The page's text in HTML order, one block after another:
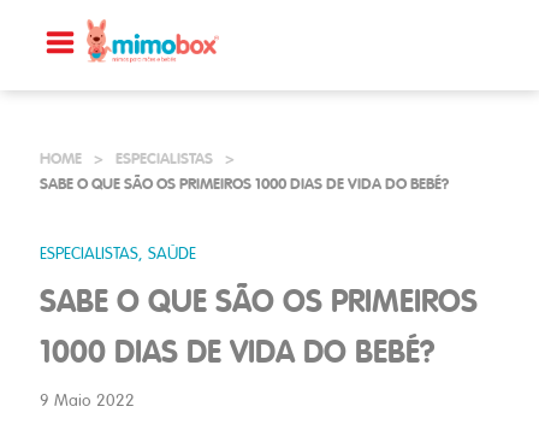
HOME > ESPECIALISTAS
>
SABE O QUE SÃO OS PRIMEIROS 1000 DIAS DE VIDA DO BEBÉ?
ESPECIALISTAS, SAÚDE
SABE O QUE SÃO OS PRIMEIROS
1000 DIAS DE VIDA DO BEBÉ?
9 Maio 2022